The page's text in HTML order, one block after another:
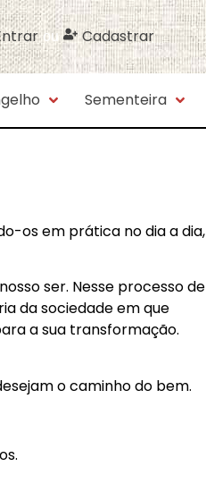
ou Cadastrar
Sementeira
os em prática no dia a dia,
ser. Nesse processo de
da sociedade em que
a sua transformação.
o caminho do bem.